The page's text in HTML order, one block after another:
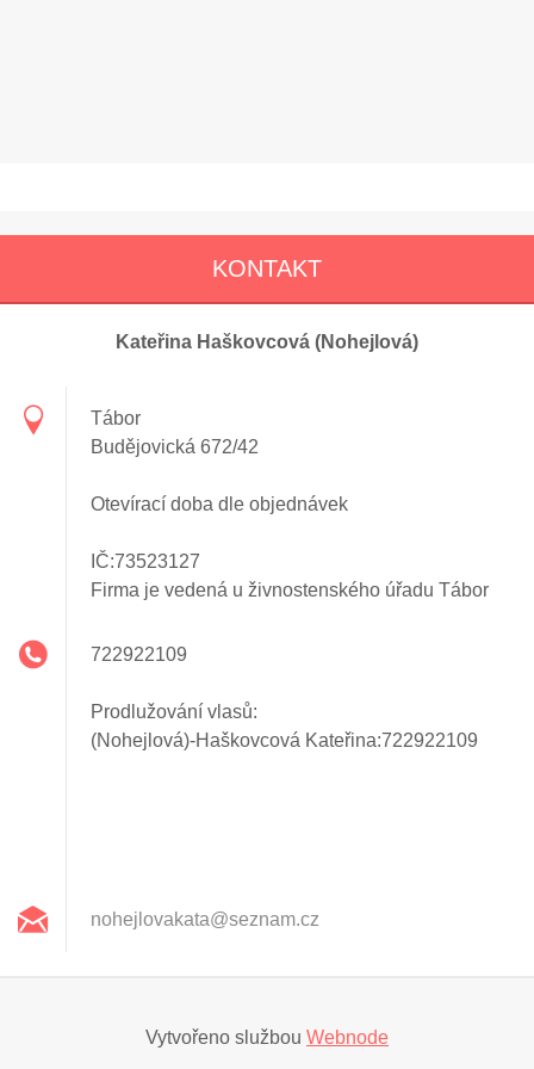
KONTAKT
Kateřina Haškovcová (Nohejlová)
Tábor
Budějovická 672/42
Otevírací doba dle objednávek
IČ:73523127
Firma je vedená u živnostenského úřadu Tábor
722922109
Prodlužování vlasů:
(Nohejlová)-Haškovcová Kateřina:722922109
nohejlovakata@seznam.cz
Vytvořeno službou Webnode